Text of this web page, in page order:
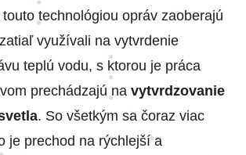
technológiou opráv zaoberajú
využívali na vytvrdenie
teplú vodu, s ktorou je práca
prechádzajú na vytvrdzovanie
. So všetkým sa čoraz viac
je prechod na rýchlejší a